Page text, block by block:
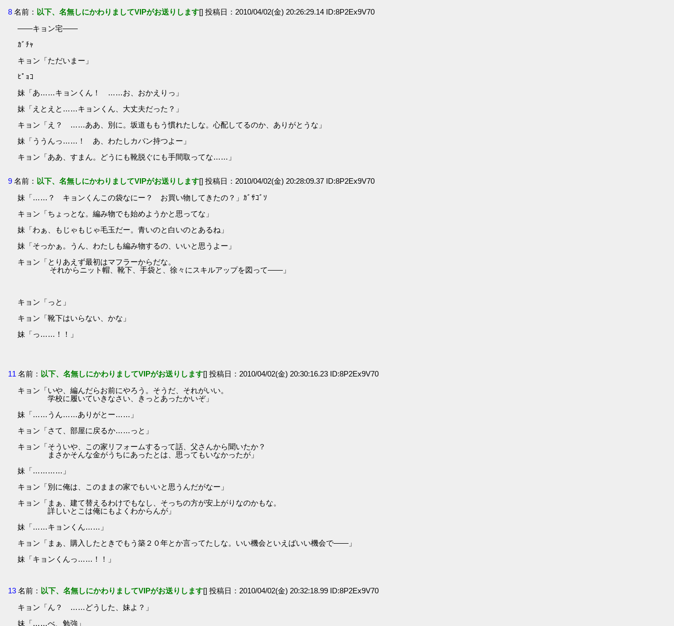
8 名前： 以下、名無しにかわりましてVIPがお送りします[] 投稿日：2010/04/02(金) 20:26:29.14 ID:8P2Ex9V70
――キョン宅――
ｶﾞﾁｬ
キョン「ただいまー」
ﾋﾟｮｺ
妹「あ……キョンくん！ ……お、おかえりっ」
妹「えとえと……キョンくん、大丈夫だった？」
キョン「え？ ……ああ、別に。坂道ももう慣れたしな。心配してるのか、ありがとうな」
妹「ううんっ……！ あ、わたしカバン持つよー」
キョン「ああ、すまん。どうにも靴脱ぐにも手間取ってな……」
9 名前： 以下、名無しにかわりましてVIPがお送りします[] 投稿日：2010/04/02(金) 20:28:09.37 ID:8P2Ex9V70
妹「……？ キョンくんこの袋なにー？ お買い物してきたの？」ｶﾞｻｺﾞｿ
キョン「ちょっとな。編み物でも始めようかと思ってな」
妹「わぁ、もじゃもじゃ毛玉だー。青いのと白いのとあるね」
妹「そっかぁ。うん、わたしも編み物するの、いいと思うよー」
キョン「とりあえず最初はマフラーからだな。
それからニット帽、靴下、手袋と、徐々にスキルアップを図って――」
キョン「っと」
キョン「靴下はいらない、かな」
妹「っ……！！」
11 名前： 以下、名無しにかわりましてVIPがお送りします[] 投稿日：2010/04/02(金) 20:30:16.23 ID:8P2Ex9V70
キョン「いや、編んだらお前にやろう。そうだ、それがいい。
学校に履いていきなさい、きっとあったかいぞ」
妹「……うん……ありがとー……」
キョン「さて、部屋に戻るか……っと」
キョン「そういや、この家リフォームするって話、父さんから聞いたか？
まさかそんな金がうちにあったとは、思ってもいなかったが」
妹「…………」
キョン「別に俺は、このままの家でもいいと思うんだがなー」
キョン「まぁ、建て替えるわけでもなし、そっちの方が安上がりなのかもな。
詳しいとこは俺にもよくわからんが」
妹「……キョンくん……」
キョン「まぁ、購入したときでもう築２０年とか言ってたしな。いい機会といえばいい機会で――」
妹「キョンくんっ……！！」
13 名前： 以下、名無しにかわりましてVIPがお送りします[] 投稿日：2010/04/02(金) 20:32:18.99 ID:8P2Ex9V70
キョン「ん？ ……どうした、妹よ？」
妹「……べ、勉強」